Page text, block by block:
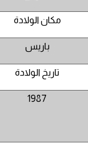
مكان الولادة
باريس
تاريخ الولادة
1987